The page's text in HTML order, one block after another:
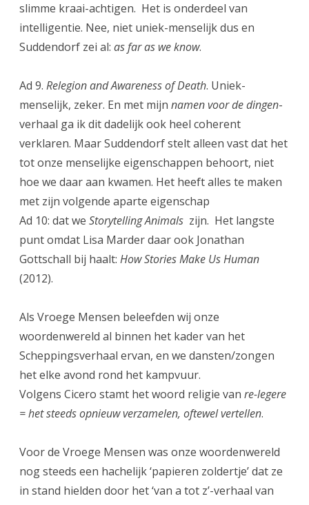
slimme kraai-achtigen. Het is onderdeel van
intelligentie. Nee, niet uniek-menselijk dus en
Suddendorf zei al: as far as we know.
Ad 9. Relegion and Awareness of Death. Uniek-
menselijk, zeker. En met mijn namen voor de dingen-
verhaal ga ik dit dadelijk ook heel coherent
verklaren. Maar Suddendorf stelt alleen vast dat het
tot onze menselijke eigenschappen behoort, niet
hoe we daar aan kwamen. Het heeft alles te maken
met zijn volgende aparte eigenschap
Ad 10: dat we Storytelling Animals zijn. Het langste
punt omdat Lisa Marder daar ook Jonathan
Gottschall bij haalt: How Stories Make Us Human
(2012).
Als Vroege Mensen beleefden wij onze
woordenwereld al binnen het kader van het
Scheppingsverhaal ervan, en we dansten/zongen
het elke avond rond het kampvuur.
Volgens Cicero stamt het woord religie van re-legere
= het steeds opnieuw verzamelen, oftewel vertellen.
Voor de Vroege Mensen was onze woordenwereld
nog steeds een hachelijk ‘papieren zoldertje’ dat ze
in stand hielden door het ‘van a tot z’-verhaal van